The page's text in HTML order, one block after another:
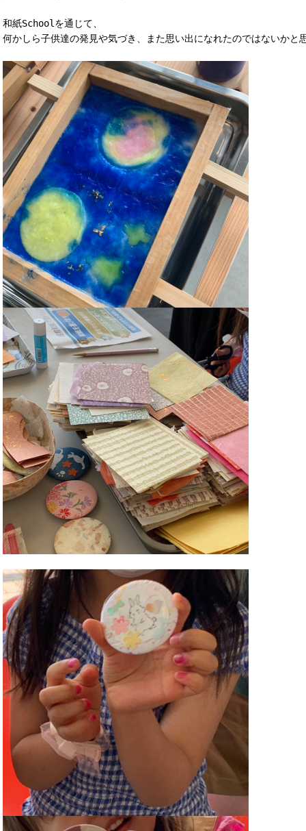
和紙Schoolを通じて、
何かしら子供達の発見や気づき、また思い出になれたのではないかと